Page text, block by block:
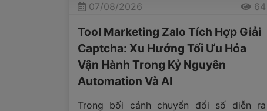
07/08/2026 64
Tool Marketing Zalo Tích Hợp Giải
Captcha: Xu Hướng Tối Ưu Hóa
Vận Hành Trong Kỷ Nguyên
Automation Và AI
Trong bối cảnh chuyển đổi số diễn ra